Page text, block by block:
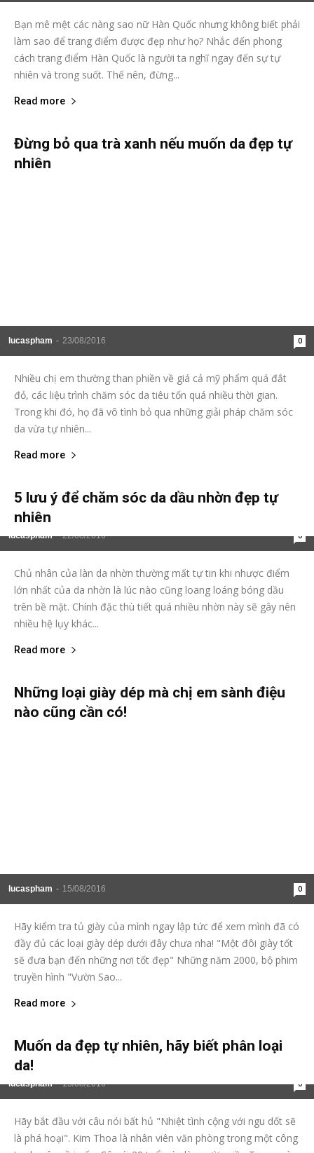
Bạn mê mệt các nàng sao nữ Hàn Quốc nhưng không biết phải
làm sao để trang điểm được đẹp như họ? Nhắc đến phong
cách trang điểm Hàn Quốc là người ta nghĩ ngay đến sự tự
nhiên và trong suốt. Thế nên, đừng...
Read more
Đừng bỏ qua trà xanh nếu muốn da đẹp tự
nhiên
lucaspham - 23/08/2016 0
Nhiều chị em thường than phiền về giá cả mỹ phẩm quá đắt
đỏ, các liệu trình chăm sóc da tiêu tốn quá nhiều thời gian.
Trong khi đó, họ đã vô tình bỏ qua những giải pháp chăm sóc
da vừa tự nhiên...
Read more
5 lưu ý để chăm sóc da dầu nhờn đẹp tự
nhiên
lucaspham - 22/08/2016 0
Chủ nhân của làn da nhờn thường mất tự tin khi nhược điểm
lớn nhất của da nhờn là lúc nào cũng loang loáng bóng dầu
trên bề mặt. Chính đặc thù tiết quá nhiều nhờn này sẽ gây nên
nhiều hệ lụy khác...
Read more
Những loại giày dép mà chị em sành điệu
nào cũng cần có!
lucaspham - 15/08/2016 0
Hãy kiểm tra tủ giày của mình ngay lập tức để xem mình đã có
đầy đủ các loại giày dép dưới đây chưa nha! "Một đôi giày tốt
sẽ đưa bạn đến những nơi tốt đẹp" Những năm 2000, bộ phim
truyền hình "Vườn Sao...
Read more
Muốn da đẹp tự nhiên, hãy biết phân loại
da!
lucaspham - 15/08/2016 0
Hãy bắt đầu với câu nói bất hủ "Nhiệt tình cộng với ngu dốt sẽ
là phá hoại". Kim Thoa là nhân viên văn phòng trong một công